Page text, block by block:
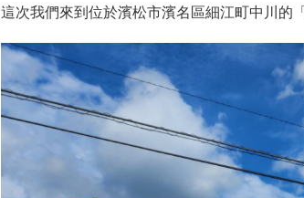
這次我們來到位於濱松市濱名區細江町中川的